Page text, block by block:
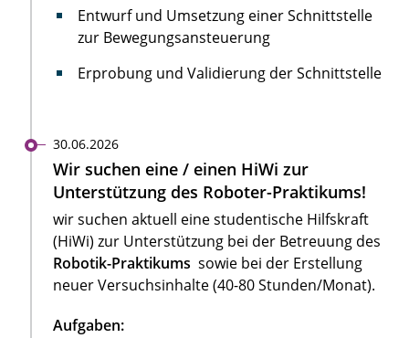
Entwurf und Umsetzung einer Schnittstelle
zur Bewegungsansteuerung
Erprobung und Validierung der Schnittstelle
30.06.2026
Wir suchen eine / einen HiWi zur
Unterstützung des Roboter-Praktikums!
wir suchen aktuell eine studentische Hilfskraft
(HiWi) zur Unterstützung bei der Betreuung des
Robotik-Praktikums sowie bei der Erstellung
neuer Versuchsinhalte (40-80 Stunden/Monat).
Aufgaben: